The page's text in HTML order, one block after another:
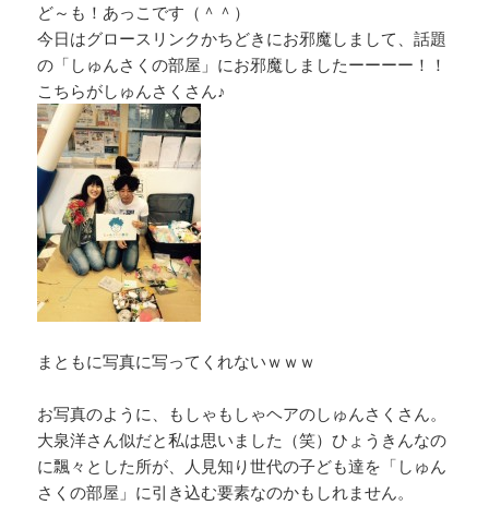
ど～も！あっこです（＾＾）
今日はグロースリンクかちどきにお邪魔しまして、話題
の「しゅんさくの部屋」にお邪魔しましたーーーー！！
こちらがしゅんさくさん♪
まともに写真に写ってくれないｗｗｗ
お写真のように、もしゃもしゃヘアのしゅんさくさん。
大泉洋さん似だと私は思いました（笑）ひょうきんなの
に飄々とした所が、人見知り世代の子ども達を「しゅん
さくの部屋」に引き込む要素なのかもしれません。